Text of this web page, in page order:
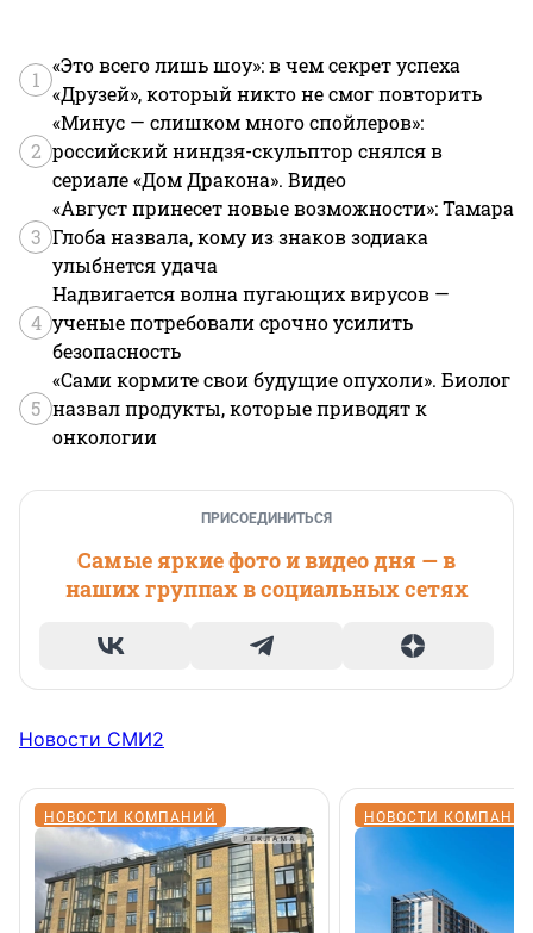
1
«Это всего лишь шоу»: в чем секрет успеха
«Друзей», который никто не смог повторить
2
«Минус — слишком много спойлеров»:
российский ниндзя-скульптор снялся в
сериале «Дом Дракона». Видео
3
«Август принесет новые возможности»: Тамара
Глоба назвала, кому из знаков зодиака
улыбнется удача
4
Надвигается волна пугающих вирусов —
ученые потребовали срочно усилить
безопасность
5
«Сами кормите свои будущие опухоли». Биолог
назвал продукты, которые приводят к
онкологии
ПРИСОЕДИНИТЬСЯ
Самые яркие фото и видео дня — в
наших группах в социальных сетях
Новости СМИ2
НОВОСТИ КОМПАНИЙ НОВОСТИ